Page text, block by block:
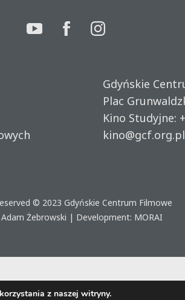
Gdyńskie
Plac
Kino Studyjne:
kino@gcf.org.pl
© 2023 Gdyńskie Centrum Filmowe
Adam Żebrowski | Development: MORAI
z naszej witryny.